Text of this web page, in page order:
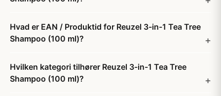
Hvad er EAN / Produktid for Reuzel 3-in-1 Tea Tree
Shampoo (100 ml)?
Hvilken kategori tilhører Reuzel 3-in-1 Tea Tree
Shampoo (100 ml)?